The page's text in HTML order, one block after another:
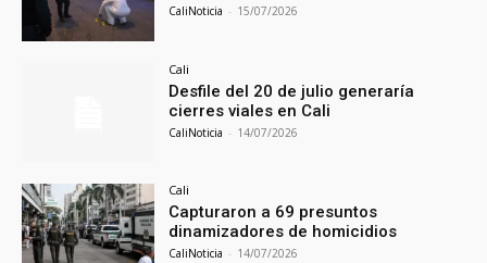
CaliNoticia - 15/07/2026
Cali
Desfile del 20 de julio generaría
cierres viales en Cali
CaliNoticia - 14/07/2026
Cali
Capturaron a 69 presuntos
dinamizadores de homicidios
CaliNoticia - 14/07/2026